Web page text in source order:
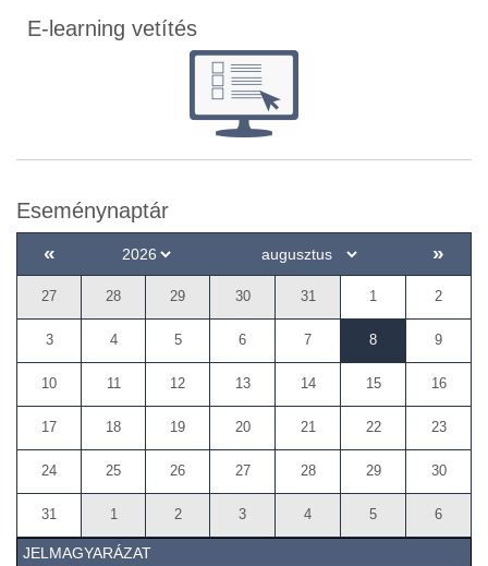
E-learning vetítés
Eseménynaptár
« »
27 28 29 30 31 1 2
3 4 5 6 7 8 9
10 11 12 13 14 15 16
17 18 19 20 21 22 23
24 25 26 27 28 29 30
31 1 2 3 4 5 6
JELMAGYARÁZAT